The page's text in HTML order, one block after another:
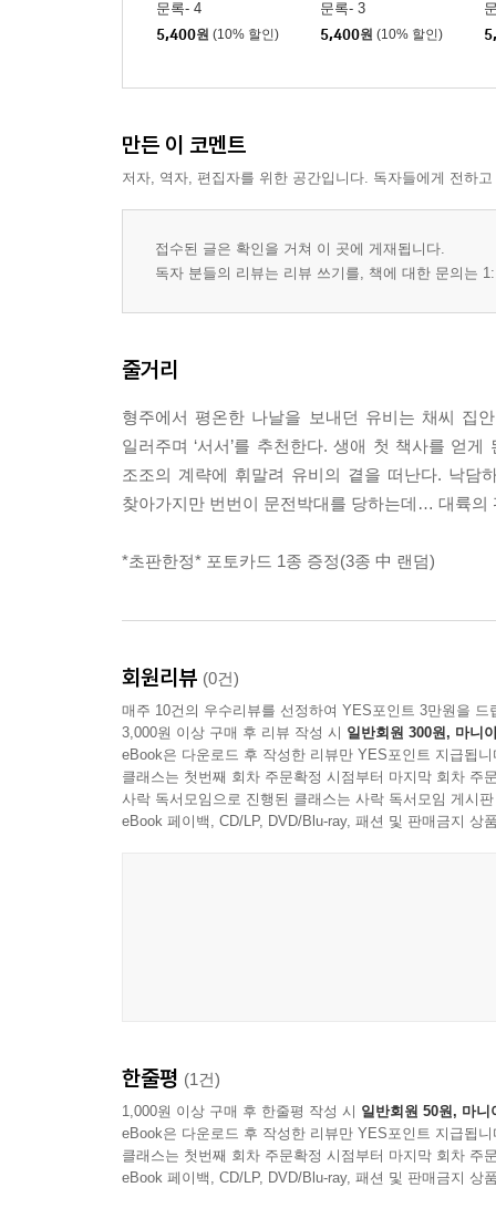
문록- 4
5,400원 (10% 할인)
문록- 3
5,400원 (10% 할인)
만든 이 코멘트
저자, 역자, 편집자를 위한 공간입니다. 독자들에게 전하
접수된 글은 확인을 거쳐 이 곳에 게재됩니다.
독자 분들의 리뷰는 리뷰 쓰기를, 책에 대한 문의는
줄거리
형주에서 평온한 나날을 보내던 유비는 채씨 집
일러주며 ‘서서’를 추천한다. 생애 첫 책사를 얻
조조의 계략에 휘말려 유비의 곁을 떠난다. 낙담
찾아가지만 번번이 문전박대를 당하는데… 대륙의
*초판한정* 포토카드 1종 증정(3종 中 랜덤)
회원리뷰 (0건)
매주 10건의 우수리뷰를 선정하여 YES포인트 3만원을 드
3,000원 이상 구매 후 리뷰 작성 시 일반회원 300원, 마니
eBook은 다운로드 후 작성한 리뷰만 YES포인트 지급됩니
클래스는 첫번째 회차 주문확정 시점부터 마지막 회차 주
사락 독서모임으로 진행된 클래스는 사락 독서모임 게시
eBook 페이백, CD/LP, DVD/Blu-ray, 패션 및 판매금지 상
한줄평 (1건)
1,000원 이상 구매 후 한줄평 작성 시 일반회원 50원, 마니
eBook은 다운로드 후 작성한 리뷰만 YES포인트 지급됩니
클래스는 첫번째 회차 주문확정 시점부터 마지막 회차 주
eBook 페이백, CD/LP, DVD/Blu-ray, 패션 및 판매금지 상